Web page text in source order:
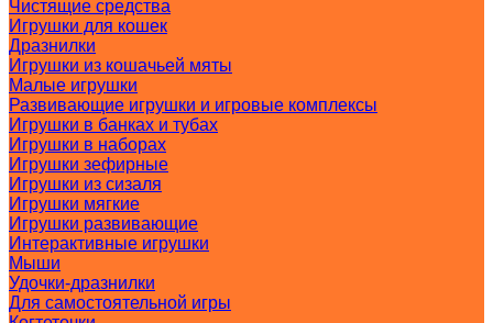
Чистящие средства
Игрушки для кошек
Дразнилки
Игрушки из кошачьей мяты
Малые игрушки
Развивающие игрушки и игровые комплексы
Игрушки в банках и тубах
Игрушки в наборах
Игрушки зефирные
Игрушки из сизаля
Игрушки мягкие
Игрушки развивающие
Интерактивные игрушки
Мыши
Удочки-дразнилки
Для самостоятельной игры